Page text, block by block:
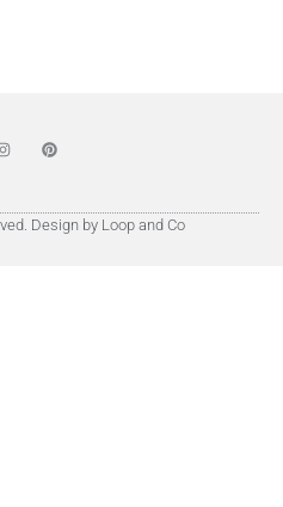
Design by Loop and Co